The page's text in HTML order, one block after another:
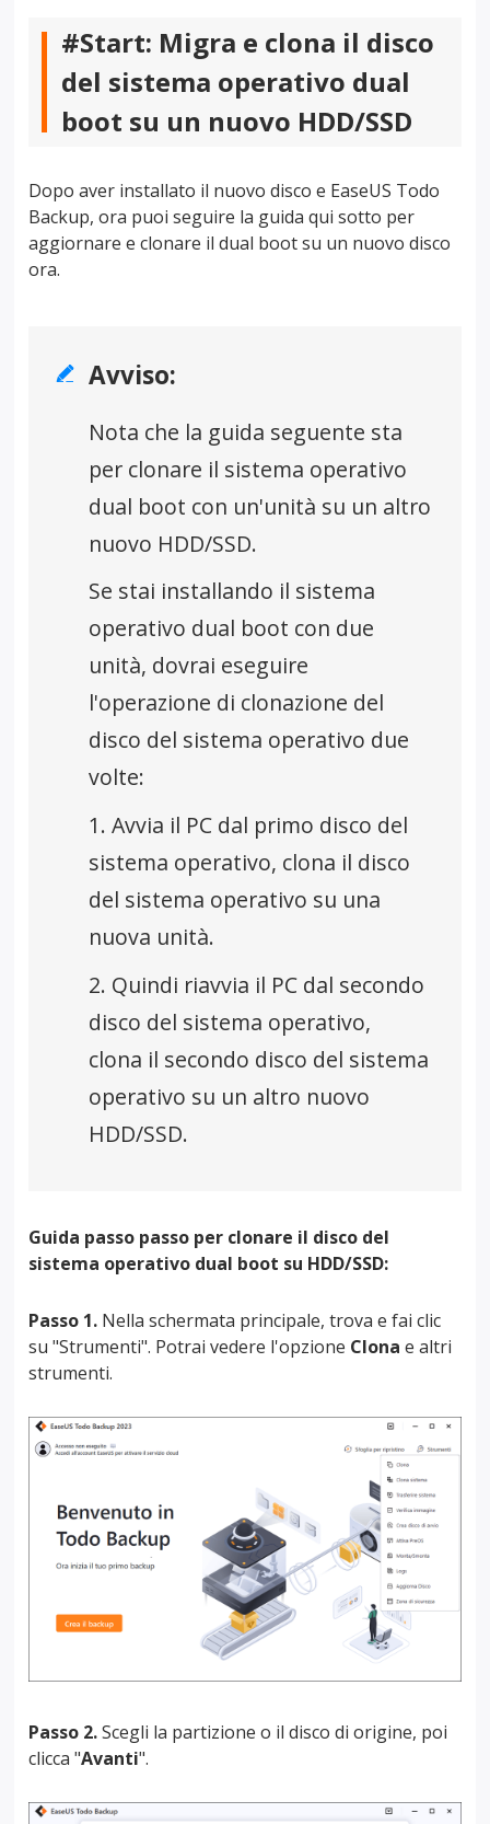
#Start: Migra e clona il disco
del sistema operativo dual
boot su un nuovo HDD/SSD
Dopo aver installato il nuovo disco e EaseUS Todo
Backup, ora puoi seguire la guida qui sotto per
aggiornare e clonare il dual boot su un nuovo disco
ora.
 Avviso:
Nota che la guida seguente sta
per clonare il sistema operativo
dual boot con un'unità su un altro
nuovo HDD/SSD.
Se stai installando il sistema
operativo dual boot con due
unità, dovrai eseguire
l'operazione di clonazione del
disco del sistema operativo due
volte:
1. Avvia il PC dal primo disco del
sistema operativo, clona il disco
del sistema operativo su una
nuova unità.
2. Quindi riavvia il PC dal secondo
disco del sistema operativo,
clona il secondo disco del sistema
operativo su un altro nuovo
HDD/SSD.
Guida passo passo per clonare il disco del
sistema operativo dual boot su HDD/SSD:
Passo 1. Nella schermata principale, trova e fai clic
su "Strumenti". Potrai vedere l'opzione Clona e altri
strumenti.
Passo 2.Scegli la partizione o il disco di origine, poi
clicca "Avanti".